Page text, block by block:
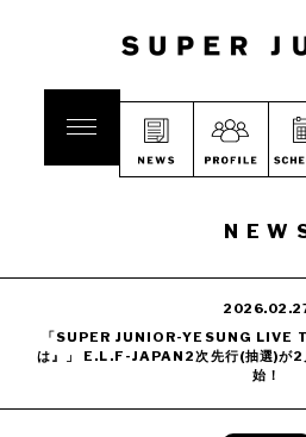
「SUPER JUNIOR-YESUNG LIVE
は』」 E.L.F-JAPAN2次先行(抽選)が
始！